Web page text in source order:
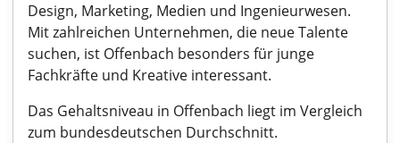
Design, Marketing, Medien und Ingenieurwesen.
Mit zahlreichen Unternehmen, die neue Talente
suchen, ist Offenbach besonders für junge
Fachkräfte und Kreative interessant.
Das Gehaltsniveau in Offenbach liegt im Vergleich
zum bundesdeutschen Durchschnitt.